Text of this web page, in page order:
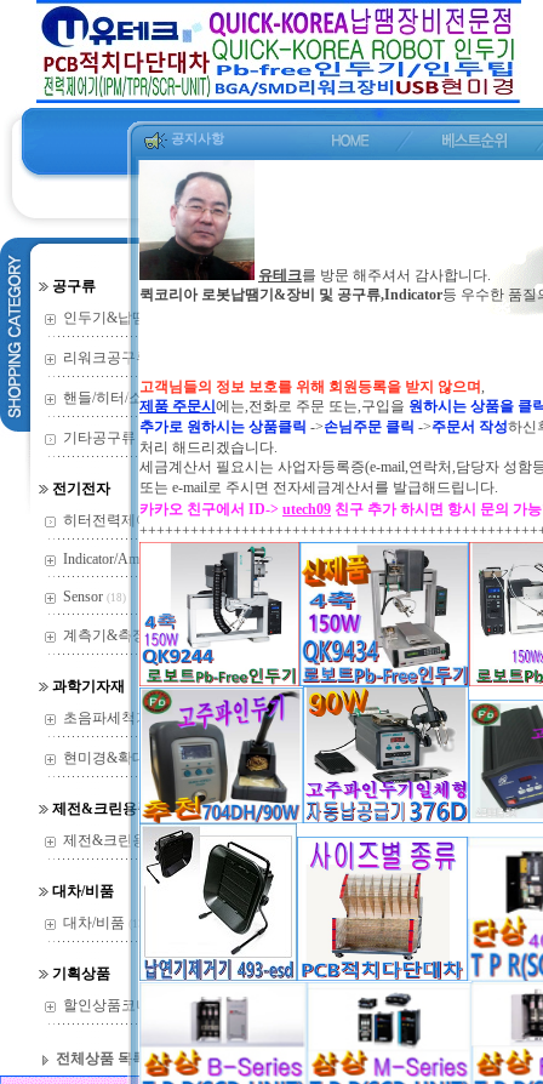
공구류
인두기&납땜기
리워크공구류
핸들/히터/소모 (73)
기타공구류 (2)
전기전자
히터전력제어기
Indicator/Amp
Sensor (18)
계측기&측정기 (37)
과학기자재
초음파세척기 (22)
현미경&확대경 (144)
제전&크린용품
제전&크린용품 (14)
대차/비품
대차/비품
기획상품
할인상품코너
전체상품 목록
(4)
* 제품 특성상 박스를 개봉하여 사용한 제품에
공지사항
유테크를 방문 해주셔서 감사합니다.
퀵코리아 로봇납땜기&장비 및 공구류,Indicator등 우수한 품질
고객님들의 정보 보호를 위해 회원등록을 받지 않으며,
제품 주문시 에는,전화로 주문 또는,구입을 원하시는 상품을 클
추가로 원하시는 상품클릭 ->손님주문 클릭 ->주문서 작성하신
처리 해드리겠습니다.
세금계산서 필요시는 사업자등록증(e-mail,연락처,담당자 성함
또는 e-mail로 주시면 전자세금계산서를 발급해드립니다.
카카오 친구에서 ID-> utech09 친구 추가 하시면 항시 문의 가